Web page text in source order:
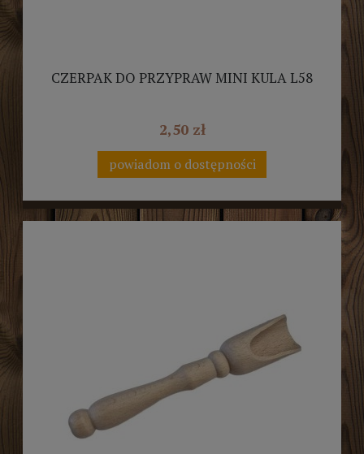
CZERPAK DO PRZYPRAW MINI KULA L58
2,50 zł
powiadom o dostępności